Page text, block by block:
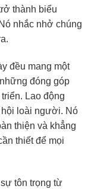
thành biểu
nhắc nhở chúng
đều mang một
đóng góp
Lao động
hội loài người. Nó
thiện và khẳng
thiết để mọi
tôn trọng từ